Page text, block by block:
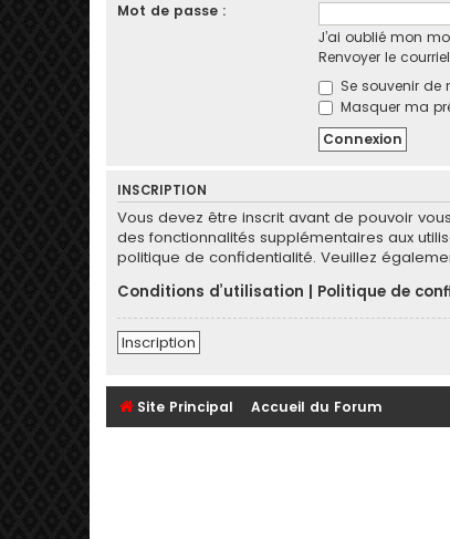
Mot de passe :
J’ai oublié mon
Renvoyer le
Se souvenir de
Masquer ma
INSCRIPTION
Vous devez être inscrit avant de pouvoir
des fonctionnalités supplémentaires aux
politique de confidentialité. Veuillez
Conditions d’utilisation
Politique de
Inscription
Site Principal Accueil du Forum